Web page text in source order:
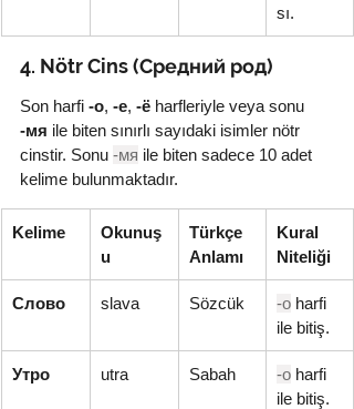
sı.
4. Nötr Cins (Средний род)
Son harfi -о, -е, -ё harfleriyle veya sonu
-мя ile biten sınırlı sayıdaki isimler nötr
cinstir. Sonu -мя ile biten sadece 10 adet
kelime bulunmaktadır.
Kelime
Okunuş
u
Türkçe
Anlamı
Kural
Niteliği
Слово slava Sözcük -о harfi
ile bitiş.
Утро utra Sabah -о harfi
ile bitiş.